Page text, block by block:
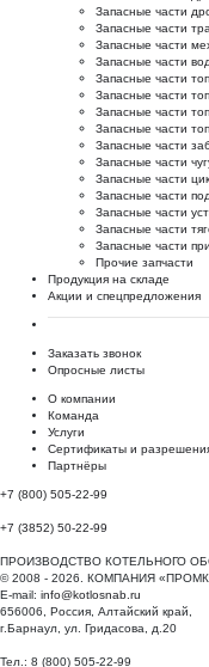
Запасные части
Запасные части
Запасные части
Запасные части
Запасные части
Запасные части
Запасные части
Запасные части
Запасные части
Запасные части
Запасные части
Запасные части
Запасные части
Запасные части
Запасные части
Прочие запчасти
Продукция на складе
Акции и спецпредложения
Заказать звонок
Опросные листы
О компании
Команда
Услуги
Сертификаты и
Партнёры
+7 (800) 505-22-99
+7 (3852) 50-22-99
ПРОИЗВОДСТВО КОТЕЛЬНОГО
© 2008 - 2026. КОМПАНИЯ
E-mail: info@kotlosnab.ru
656006
Россия Алтайский край
г.Барнаул ул. Гридасова, д.20
Тел.: 8 (800) 505-22-99